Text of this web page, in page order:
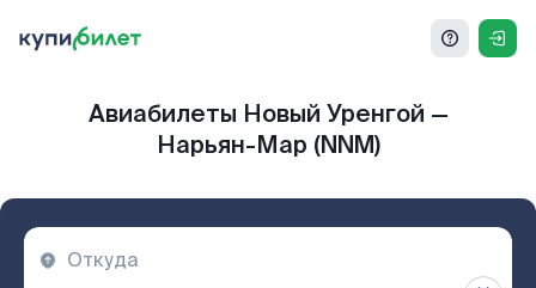
Авиабилеты Новый Уренгой —
Нарьян-Мар (NNM)